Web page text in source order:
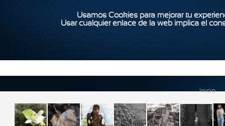
Usamos Cookies para mejorar tu
Usar cualquier enlace de la web implica el
Inicio